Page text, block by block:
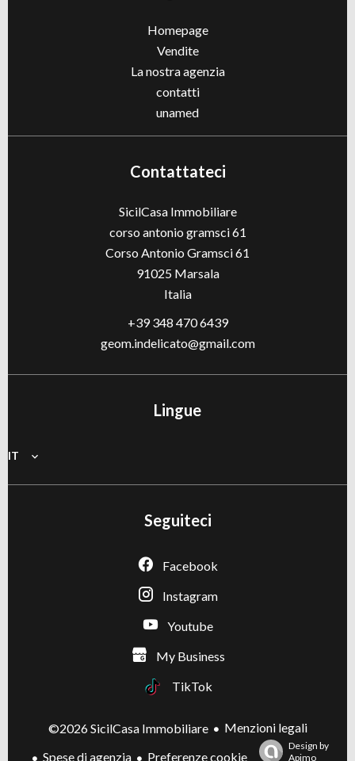
Homepage
Vendite
La nostra agenzia
contatti
unamed
Contattateci
SicilCasa Immobiliare
corso antonio gramsci 61
Corso Antonio Gramsci 61
91025Marsala
Italia
+39 348 470 6439
geom.indelicato@gmail.com
Lingue
IT
Seguiteci
Facebook
Instagram
Youtube
My Business
TikTok
©2026 SicilCasa Immobiliare
Menzioni legali
Spese di agenzia
Preferenze cookie
Design by
Apimo